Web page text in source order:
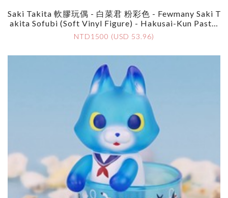
Saki Takita 軟膠玩偶 - 白菜君 粉彩色 - Fewmany Saki T
Akita Sofubi (Soft Vinyl Figure) - Hakusai-Kun Pastel
With Peach Pot
NTD1500 (USD 53.96)